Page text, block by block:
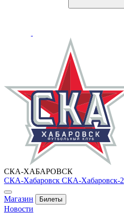
СКА-ХАБАРОВСК
СКА-Хабаровск СКА-Хабаровск-2
Магазин Билеты
Новости